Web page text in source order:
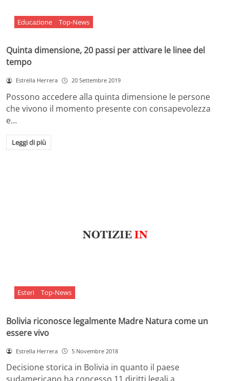
Educazione Top-News
Quinta dimensione, 20 passi per attivare le linee del
tempo
Estrella Herrera 20 Settembre 2019
Possono accedere alla quinta dimensione le persone
che vivono il momento presente con consapevolezza
e…
Leggi di più
Esteri Top-News
Bolivia riconosce legalmente Madre Natura come un
essere vivo
Estrella Herrera 5 Novembre 2018
Decisione storica in Bolivia in quanto il paese